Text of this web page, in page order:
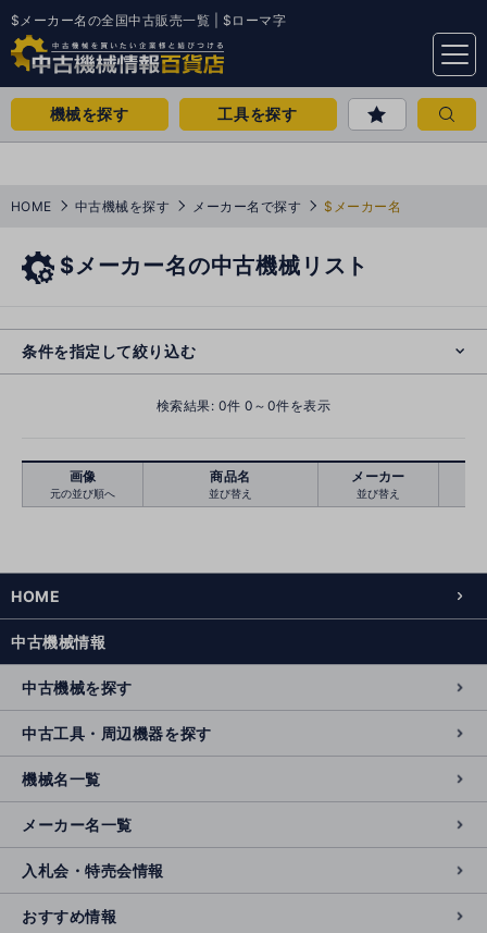
$メーカー名の全国中古販売一覧 | $ローマ字
menu
機械を探す 工具を探す
HOME 中古機械を探す メーカー名で探す $メーカー名
$メーカー名の中古機械リスト
条件を指定して絞り込む
検索結果: 0件 0～0件を表示
画像
元の並び順へ
商品名
並び替え
メーカー
並び替え
HOME
中古機械情報
中古機械を探す
中古工具・周辺機器を探す
機械名一覧
メーカー名一覧
入札会・特売会情報
おすすめ情報